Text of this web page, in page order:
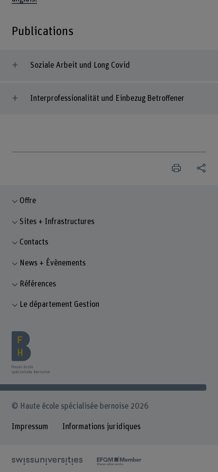
Publications
Soziale Arbeit und Long Covid
Interprofessionalität und Einbezug Betroffener
Offre
Sites + Infrastructures
Contacts
News + Évènements
Références
Le département Gestion
© Haute école spécialisée bernoise 2026
Impressum Informations juridiques